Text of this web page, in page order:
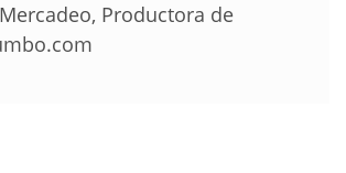
Productora de